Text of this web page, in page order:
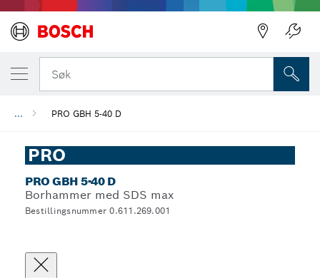
Søk
... PRO GBH 5-40 D
PRO
PRO GBH 5-40 D
Borhammer med SDS max
Bestillingsnummer 0.611.269.001